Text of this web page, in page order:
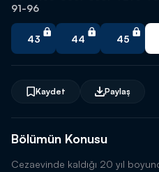
Bölümün Konusu
Cezaevinde kaldığı 20 yıl
Kaydet Paylaş
91-96
43 44 45